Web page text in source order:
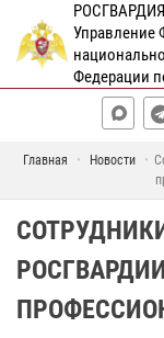
РОСГВАРДИЯ
Управление
Федерации
Главная Новости